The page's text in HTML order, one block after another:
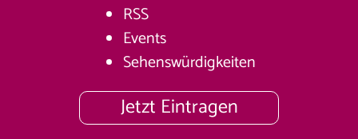
RSS
Events
Sehenswürdigkeiten
Jetzt Eintragen